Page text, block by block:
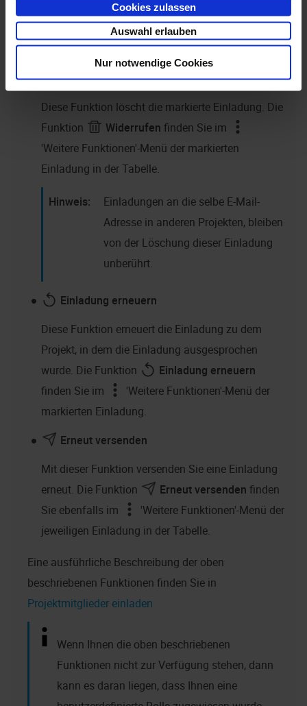
Cookies zulassen
Auswahl erlauben
Nur notwendige Cookies
Einladungsformular aus und versenden Sie es.
Eine ausführliche Beschreibung zu Einladungen
finden Sie inProjektmitglieder einladen
Widerrufen
Diese Funktion löscht die markierte Einladung. Die
Funktion
Widerrufen finden Sie im
'Weitere Funktionen'-Menü der markierten
Einladung in der Tabelle.
Einladungen an die selbe E-Mail-
Adresse in anderen Projekten, bleiben
von der Löschung dieser Einladung
unberührt.
Einladung erneuern
Diese Funktion erneuert die Einladung zu dem
Projekt, in dem die Einladung ausgesprochen
wurde. Die Funktion
Einladung erneuern
finden Sie im
'Weitere Funktionen'-Menü der
markierten Einladung.
Erneut versenden
Mit dieser Funktion versenden Sie eine Einladung
erneut. Die Funktion
Erneut versenden finden
Sie ebenfalls im
'Weitere Funktionen'-Menü der
jeweiligen Einladung in der Tabelle.
Eine ausführliche Beschreibung der oben
beschriebenen Funktionen finden Sie in
Projektmitglieder einladen
Wenn Ihnen die oben beschriebenen
Funktionen nicht zur Verfügung stehen, dann
kann es daran liegen, dass Ihnen eine